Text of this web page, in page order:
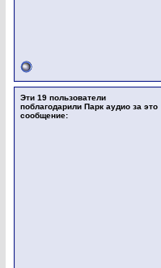
Эти 19 пользователи
поблагодарили Парк аудио за это
сообщение: